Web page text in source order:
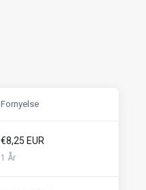
Fornyelse
€8,25 EUR
1 År